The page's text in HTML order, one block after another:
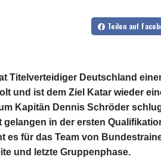
Teilen auf
Titelverteidiger Deutschland
und ist dem Ziel Katar wieder
Kapitän Dennis Schröder
gelangen in der ersten
es für das Team von
und letzte Gruppenphase.